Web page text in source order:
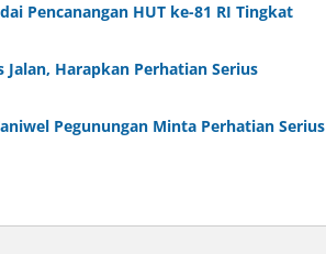
Pencanangan HUT ke-81 RI Tingkat
Harapkan Perhatian Serius
Pegunungan Minta Perhatian Serius